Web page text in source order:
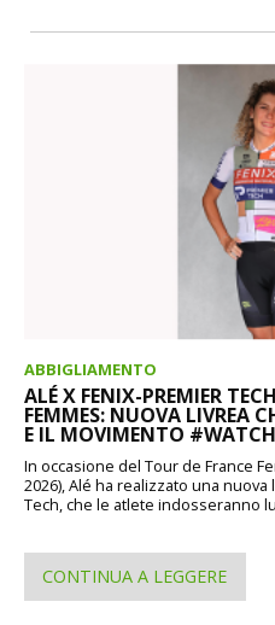
ABBIGLIAMENTO
ALÉ X FENIX-PREMIER
FEMMES: NUOVA LIVREA
E IL MOVIMENTO
In occasione del Tour de France
2026), Alé ha realizzato una
Tech, che le atlete indosseranno
CONTINUA A LEGGERE